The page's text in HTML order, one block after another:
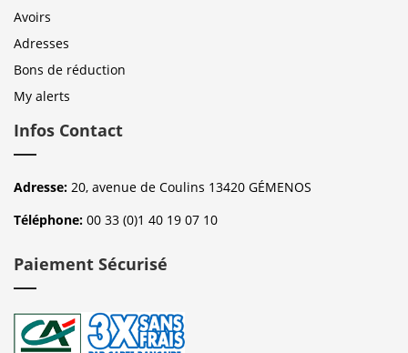
Avoirs
Adresses
Bons de réduction
My alerts
Infos Contact
Adresse: 20, avenue de Coulins 13420 GÉMENOS
Téléphone: 00 33 (0)1 40 19 07 10
Paiement Sécurisé